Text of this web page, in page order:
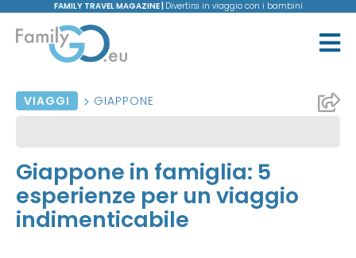
FAMILY TRAVEL MAGAZINE | Divertirsi in viaggio con i bambini
VIAGGI GIAPPONE
Giappone in famiglia: 5
esperienze per un viaggio
indimenticabile